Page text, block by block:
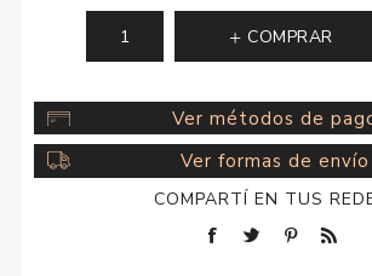
COMPRAR
Ver métodos de
Ver formas de envío
COMPARTÍ EN TUS